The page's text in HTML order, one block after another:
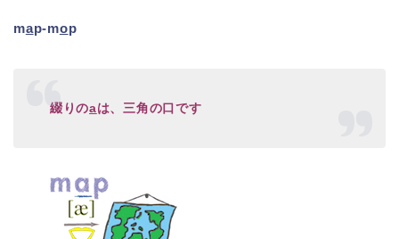
map-mop
綴りのaは、三角の口です